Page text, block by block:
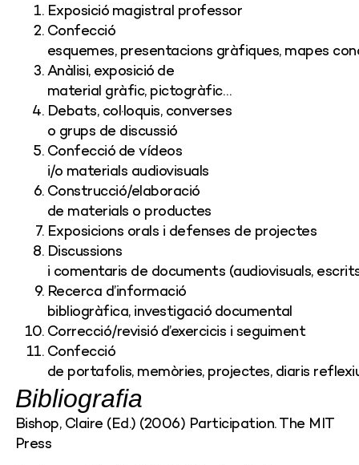
Exposició magistral professor
Confecció
esquemes, presentacions gràfiques, mapes
Anàlisi, exposicióde
material gràfic, pictogràfic…
Debats, col·loquis, converses
o grups de discussió
Confecció de vídeos
i/o materials audiovisuals
Construcció/elaboració
de materials o productes
Exposicions orals i defenses de projectes
Discussions
i comentaris de documents (audiovisuals,
Recerca d’informació
bibliogràfica, investigaciódocumental
Correcció/revisió d’exercicis i seguiment
Confecció
de portafolis, memòries, projectes, diaris
Bibliografia
Bishop, Claire (Ed.) (2006) Participation. The MIT
Press